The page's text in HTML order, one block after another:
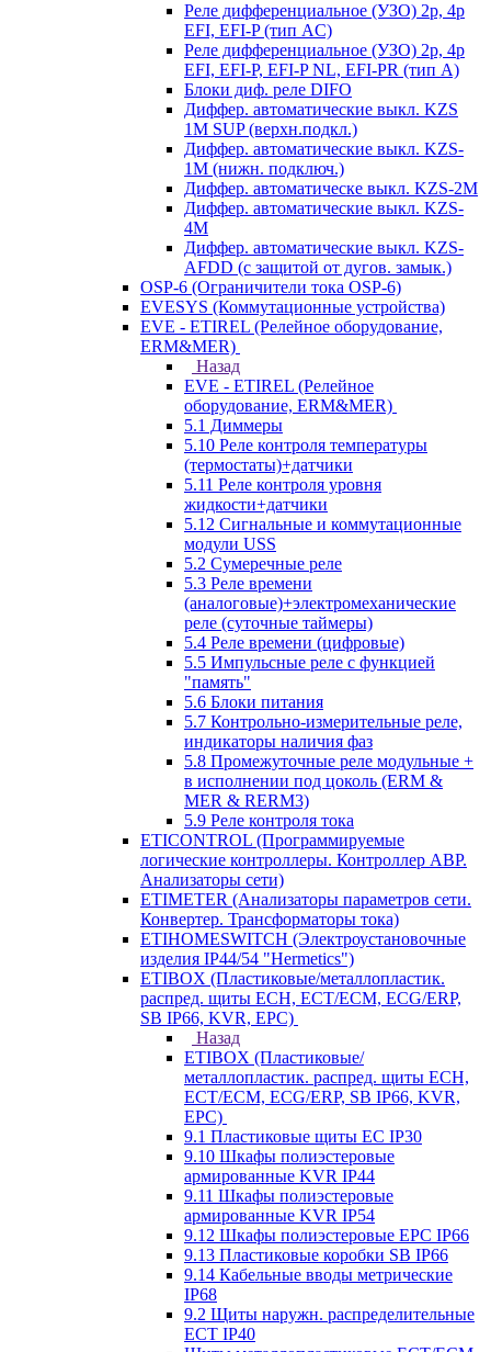
Реле дифференциальное (УЗО) 2р, 4р
EFI, EFI-P (тип AС)
Реле дифференциальное (УЗО) 2р, 4р
EFI, EFI-P, EFI-P NL, EFI-PR (тип A)
Блоки диф. реле DIFO
Диффер. автоматические выкл. KZS
1M SUP (верхн.подкл.)
Диффер. автоматические выкл. KZS-
1M (нижн. подключ.)
Диффер. автоматическе выкл. KZS-2M
Диффер. автоматические выкл. KZS-
4M
Диффер. автоматические выкл. KZS-
AFDD (с защитой от дугов. замык.)
OSP-6 (Ограничители тока OSP-6)
EVESYS (Коммутационные устройства)
EVE - ETIREL (Релейное оборудование,
ERM&MER)
Назад
EVE - ETIREL (Релейное
оборудование, ERM&MER)
5.1 Диммеры
5.10 Реле контроля температуры
(термостаты)+датчики
5.11 Реле контроля уровня
жидкости+датчики
5.12 Сигнальные и коммутационные
модули USS
5.2 Сумеречные реле
5.3 Реле времени
(аналоговые)+электромеханические
реле (суточные таймеры)
5.4 Реле времени (цифровые)
5.5 Импульсные реле с функцией
"память"
5.6 Блоки питания
5.7 Контрольно-измерительные реле,
индикаторы наличия фаз
5.8 Промежуточные реле модульные +
в исполнении под цоколь (ERM &
MER & RERM3)
5.9 Реле контроля тока
ETICONTROL (Программируемые
логические контроллеры. Контроллер АВР.
Анализаторы сети)
ETIMETER (Анализаторы параметров сети.
Конвертер. Трансформаторы тока)
ETIHOMESWITCH (Электроустановочные
изделия IP44/54 "Hermetics")
ETIBOX (Пластиковые/металлопластик.
распред. щиты ECH, ECT/ECM, ECG/ERP,
SB IP66, KVR, EPC)
Назад
ETIBOX (Пластиковые/
металлопластик. распред. щиты ECH,
ECT/ECM, ECG/ERP, SB IP66, KVR,
EPC)
9.1 Пластиковые щиты EC IP30
9.10 Шкафы полиэстеровые
армированные KVR IP44
9.11 Шкафы полиэстеровые
армированные KVR IP54
9.12 Шкафы полиэстеровые EPC IP66
9.13 Пластиковые коробки SB IP66
9.14 Кабельные вводы метрические
IP68
9.2 Щиты наружн. распределительные
ECT IP40